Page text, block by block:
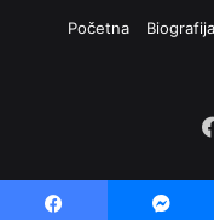
Početna
Biografija